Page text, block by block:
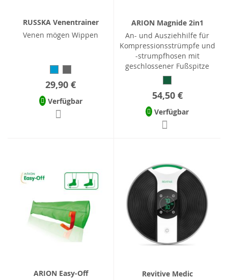
RUSSKA Venentrainer
Venen mögen Wippen
29,90 €
Verfügbar
ARION Magnide 2in1
An- und Ausziehhilfe für
Kompressionsstrümpfe und
-strumpfhosen mit
geschlossener Fußspitze
54,50 €
Verfügbar
ARION Easy-Off
Revitive Medic